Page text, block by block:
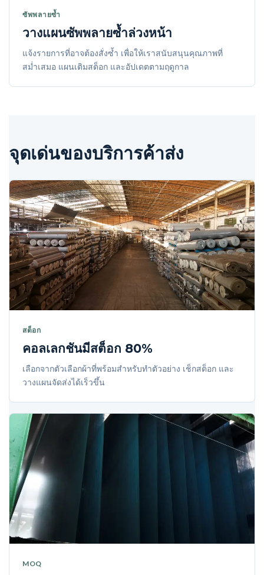
ซัพพลายซ้ำ
วางแผนซัพพลายซ้ำล่วงหน้า
แจ้งรายการที่อาจต้องสั่งซ้ำ เพื่อให้เราสนับสนุนคุณภาพที่
สม่ำเสมอ แผนเติมสต็อก และอัปเดตตามฤดูกาล
จุดเด่นของบริการค้าส่ง
สต็อก
คอลเลกชันมีสต็อก 80%
เลือกจากตัวเลือกผ้าที่พร้อมสำหรับทำตัวอย่าง เช็กสต็อก และ
วางแผนจัดส่งได้เร็วขึ้น
MOQ